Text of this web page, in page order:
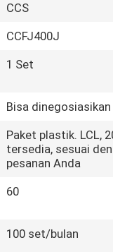
CCS
CCFJ400J
1 Set
Bisa dinegosiasikan
Paket plastik. LCL,
tersedia, sesuai
pesanan Anda
60
100 set/bulan